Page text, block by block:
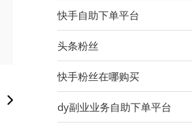
快手自助下单平台
头条粉丝
快手粉丝在哪购买
dy副业业务自助下单平台